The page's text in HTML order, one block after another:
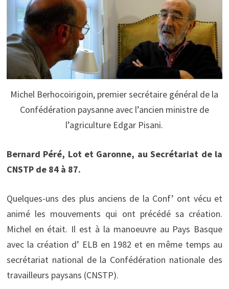
Michel Berhocoirigoin, premier secrétaire général de la
Confédération paysanne avec l’ancien ministre de
l’agriculture Edgar Pisani.
Bernard Péré, Lot et Garonne, au Secrétariat de la
CNSTP de 84 à 87.
Quelques-uns des plus anciens de la Conf’ ont vécu et
animé les mouvements qui ont précédé sa création.
Michel en était. Il est à la manoeuvre au Pays Basque
avec la création d’ ELB en 1982 et en même temps au
secrétariat national de la Confédération nationale des
travailleurs paysans (CNSTP).